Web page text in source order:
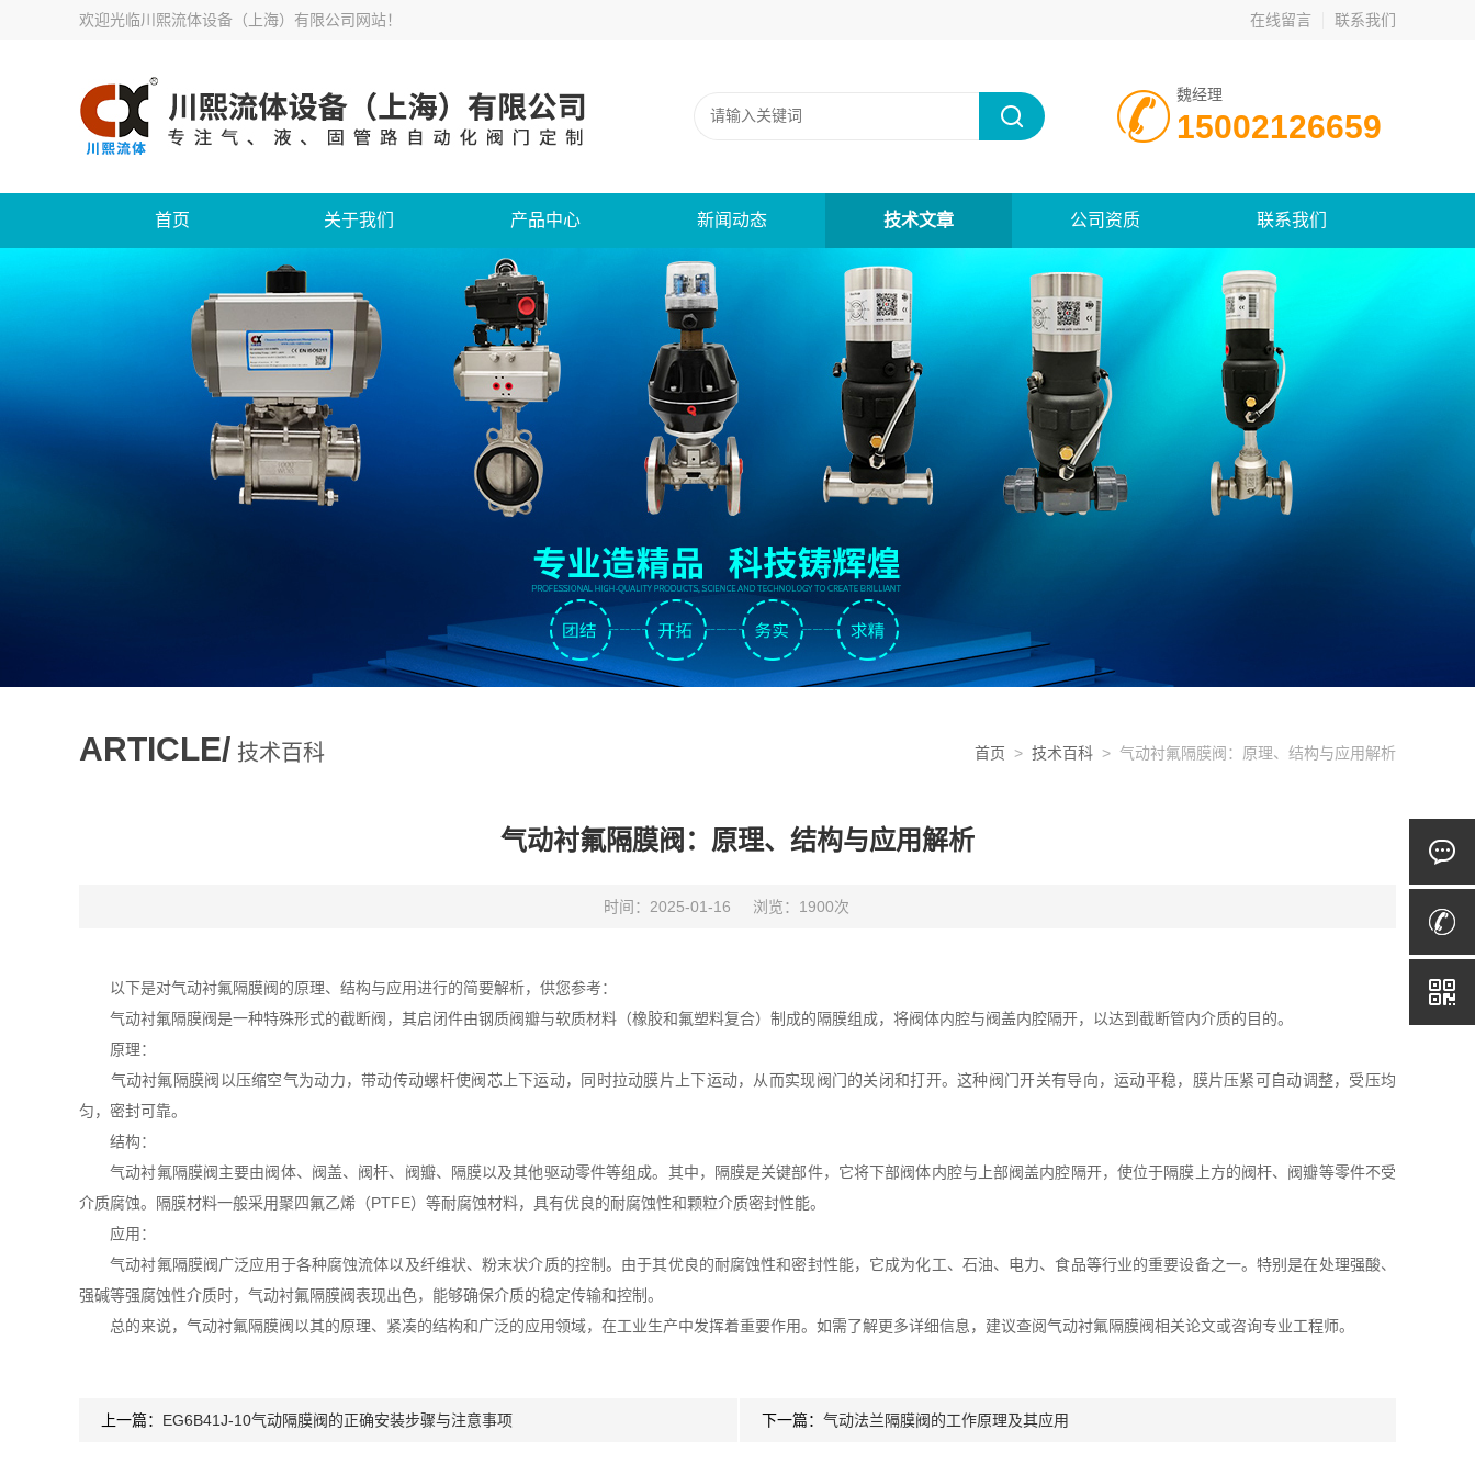
欢迎光临川熙流体设备（上海）有限公司网站！ 在线留言 联系我们
魏经理
15002126659
首页 关于我们 产品中心 新闻动态 技术文章 公司资质 联系我们
ARTICLE/ 技术百科 首页 > 技术百科 > 气动衬氟隔膜阀：原理、结构与应用解析
气动衬氟隔膜阀：原理、结构与应用解析
时间：2025-01-16 浏览：1900次
以下是对气动衬氟隔膜阀的原理、结构与应用进行的简要解析，供您参考：
气动衬氟隔膜阀是一种特殊形式的截断阀，其启闭件由钢质阀瓣与软质材料（橡胶和氟塑料复合）制成的隔膜组成，将阀体内腔与阀盖内腔隔开，以达到截断管内介质的目的。
原理：
气动衬氟隔膜阀以压缩空气为动力，带动传动螺杆使阀芯上下运动，同时拉动膜片上下运动，从而实现阀门的关闭和打开。这种阀门开关有导向，运动平稳，膜片压紧可自动调整，受压均
匀，密封可靠。
结构：
气动衬氟隔膜阀主要由阀体、阀盖、阀杆、阀瓣、隔膜以及其他驱动零件等组成。其中，隔膜是关键部件，它将下部阀体内腔与上部阀盖内腔隔开，使位于隔膜上方的阀杆、阀瓣等零件不受
介质腐蚀。隔膜材料一般采用聚四氟乙烯（PTFE）等耐腐蚀材料，具有优良的耐腐蚀性和颗粒介质密封性能。
应用：
气动衬氟隔膜阀广泛应用于各种腐蚀流体以及纤维状、粉末状介质的控制。由于其优良的耐腐蚀性和密封性能，它成为化工、石油、电力、食品等行业的重要设备之一。特别是在处理强酸、
强碱等强腐蚀性介质时，气动衬氟隔膜阀表现出色，能够确保介质的稳定传输和控制。
总的来说，气动衬氟隔膜阀以其的原理、紧凑的结构和广泛的应用领域，在工业生产中发挥着重要作用。如需了解更多详细信息，建议查阅气动衬氟隔膜阀相关论文或咨询专业工程师。
上一篇： EG6B41J-10气动隔膜阀的正确安装步骤与注意事项 下一篇： 气动法兰隔膜阀的工作原理及其应用